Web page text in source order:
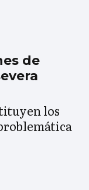
de
los